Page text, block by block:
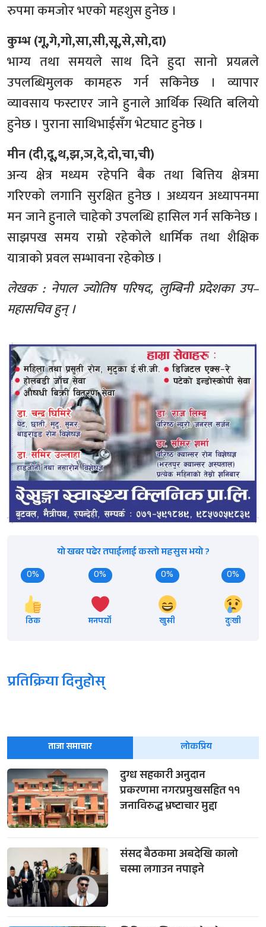
रुपमा कमजोर भएको महशुस हुनेछ ।
कुम्भ (गू,गे,गो,सा,सी,सू,से,सो,दा)
भाग्य तथा समयले साथ दिने हुदा सानो प्रयत्नले
उपलब्धिमुलक कामहरु गर्न सकिनेछ । व्यापार
व्यावसाय फस्टाएर जाने हुनाले आर्थिक स्थिति बलियो
हुनेछ । पुराना साथिभाईसँग भेटघाट हुनेछ ।
मीन (दी,दू,थ,झ,ञ,दे,दो,चा,ची)
अन्य क्षेत्र मध्यम रहेपनि बैक तथा बित्तिय क्षेत्रमा
गरिएको लगानि सुरक्षित हुनेछ । अध्ययन अध्यापनमा
मन जाने हुनाले चाहेको उपलब्धि हासिल गर्न सकिनेछ ।
साझपख समय राम्रो रहेकोले धार्मिक तथा शैक्षिक
यात्राको प्रवल सम्भावना रहेकोछ ।
लेखक : नेपाल ज्योतिष परिषद, लुम्बिनी प्रदेशका उप–
महासचिव हुन् ।
यो खबर पढेर तपाईलाई कस्तो महसुस भयो ?
0%
ठिक
0%
मनपर्यो
0%
खुसी
0%
दुःखी
प्रतिक्रिया दिनुहोस्
ताजा समाचार लोकप्रिय
दुग्ध सहकारी अनुदान
प्रकरणमा नगरप्रमुखसहित ११
जनाविरुद्ध भ्रष्टाचार मुद्दा
संसद बैठकमा अबदेखि कालो
चस्मा लगाउन नपाइने